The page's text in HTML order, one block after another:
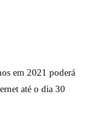
em 2021 poderá
até o dia 30